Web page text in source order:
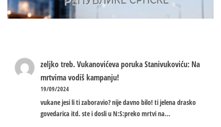
zeljko treb.Vukanovićeva poruka Stanivukoviću: Na
mrtvima vodiš kampanju!
19/09/2024
vukane jesi li ti zaboravio? nije davno bilo! ti jelena drasko
govedarica itd. ste i dosli u N:S:preko mrtvi na…